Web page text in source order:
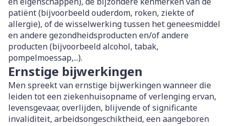
patiënt (bijvoorbeeld ouderdom, roken, ziekte of
allergie), of de wisselwerking tussen het geneesmiddel
en andere gezondheidsproducten en/of andere
producten (bijvoorbeeld alcohol, tabak,
pompelmoessap,...).
Ernstige bijwerkingen
Men spreekt van ernstige bijwerkingen wanneer die
leiden tot een ziekenhuisopname of verlenging ervan,
levensgevaar, overlijden, blijvende of significante
invaliditeit, arbeidsongeschiktheid, een aangeboren